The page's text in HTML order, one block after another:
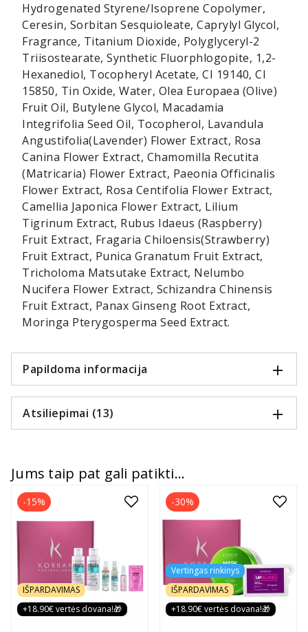
Hydrogenated Styrene/Isoprene Copolymer,
Ceresin, Sorbitan Sesquioleate, Caprylyl Glycol,
Fragrance, Titanium Dioxide, Polyglyceryl-2
Triisostearate, Synthetic Fluorphlogopite, 1,2-
Hexanediol, Tocopheryl Acetate, CI 19140, CI
15850, Tin Oxide, Water, Olea Europaea (Olive)
Fruit Oil, Butylene Glycol, Macadamia
Integrifolia Seed Oil, Tocopherol, Lavandula
Angustifolia(Lavender) Flower Extract, Rosa
Canina Flower Extract, Chamomilla Recutita
(Matricaria) Flower Extract, Paeonia Officinalis
Flower Extract, Rosa Centifolia Flower Extract,
Camellia Japonica Flower Extract, Lilium
Tigrinum Extract, Rubus Idaeus (Raspberry)
Fruit Extract, Fragaria Chiloensis(Strawberry)
Fruit Extract, Punica Granatum Fruit Extract,
Tricholoma Matsutake Extract, Nelumbo
Nucifera Flower Extract, Schizandra Chinensis
Fruit Extract, Panax Ginseng Root Extract,
Moringa Pterygosperma Seed Extract.
Papildoma informacija
Atsiliepimai (13)
Jums taip pat gali patikti...
IŠPARDAVIMAS
+18.90€ vertės dovana!🎁
-15%
Vertingas rinkinys
IŠPARDAVIMAS
+18.90€ vertės dovana!🎁
-30%